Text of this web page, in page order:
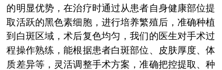
的明显优势，在治疗时通过从患者自身健康部位提
取活跃的黑色素细胞，进行培养繁殖后，准确种植
到白斑区域，术后复色均匀，我们的医生对手术过
程操作熟练，能根据患者白斑部位、皮肤厚度、体
质差异等，灵活调整手术方案，准确把控提取、种